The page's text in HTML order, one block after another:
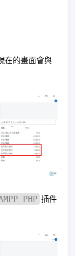
在的畫面會與
PHP 插件